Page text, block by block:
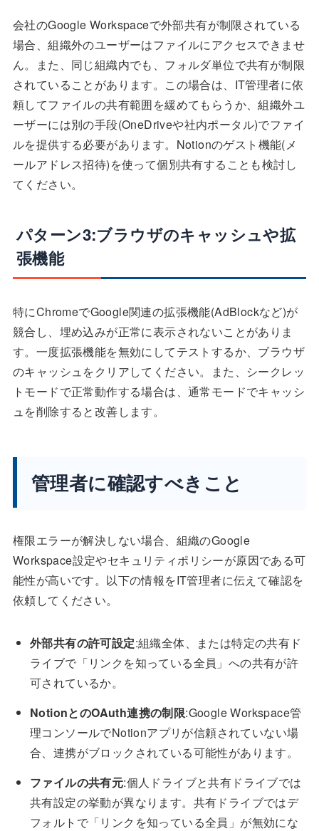
会社のGoogle Workspaceで外部共有が制限されている
場合、組織外のユーザーはファイルにアクセスできませ
ん。また、同じ組織内でも、フォルダ単位で共有が制限
されていることがあります。この場合は、IT管理者に依
頼してファイルの共有範囲を緩めてもらうか、組織外ユ
ーザーには別の手段(OneDriveや社内ポータル)でファイ
ルを提供する必要があります。Notionのゲスト機能(メ
ールアドレス招待)を使って個別共有することも検討し
てください。
パターン3:ブラウザのキャッシュや拡
張機能
特にChromeでGoogle関連の拡張機能(AdBlockなど)が
競合し、埋め込みが正常に表示されないことがありま
す。一度拡張機能を無効にしてテストするか、ブラウザ
のキャッシュをクリアしてください。また、シークレッ
トモードで正常動作する場合は、通常モードでキャッシ
ュを削除すると改善します。
管理者に確認すべきこと
権限エラーが解決しない場合、組織のGoogle
Workspace設定やセキュリティポリシーが原因である可
能性が高いです。以下の情報をIT管理者に伝えて確認を
依頼してください。
外部共有の許可設定:組織全体、または特定の共有ド
ライブで「リンクを知っている全員」への共有が許
可されているか。
NotionとのOAuth連携の制限:Google Workspace管
理コンソールでNotionアプリが信頼されていない場
合、連携がブロックされている可能性があります。
ファイルの共有元:個人ドライブと共有ドライブでは
共有設定の挙動が異なります。共有ドライブではデ
フォルトで「リンクを知っている全員」が無効にな